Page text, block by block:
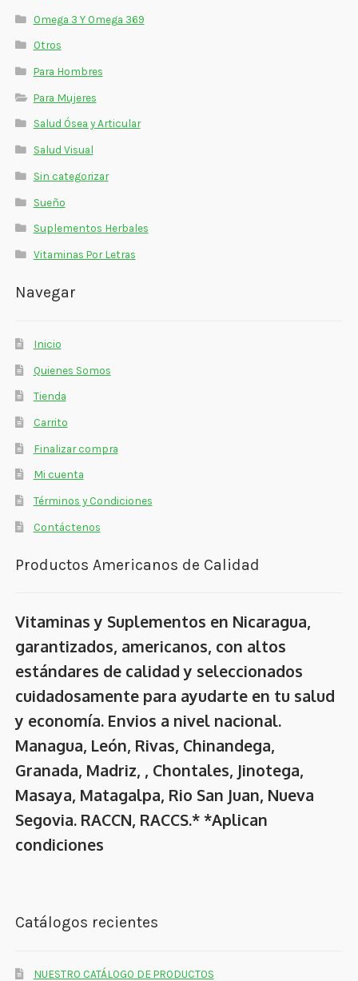
Omega 3 Y Omega 369
Otros
Para Hombres
Para Mujeres
Salud Ósea y Articular
Salud Visual
Sin categorizar
Sueño
Suplementos Herbales
Vitaminas Por Letras
Navegar
Inicio
Quienes Somos
Tienda
Carrito
Finalizar compra
Mi cuenta
Términos y Condiciones
Contáctenos
Productos Americanos de Calidad
Vitaminas y Suplementos en Nicaragua,
garantizados, americanos, con altos
estándares de calidad y seleccionados
cuidadosamente para ayudarte en tu salud
y economía. Envios a nivel nacional.
Managua, León, Rivas, Chinandega,
Granada, Madriz, , Chontales, Jinotega,
Masaya, Matagalpa, Rio San Juan, Nueva
Segovia. RACCN, RACCS.* *Aplican
condiciones
Catálogos recientes
NUESTRO CATÁLOGO DE PRODUCTOS